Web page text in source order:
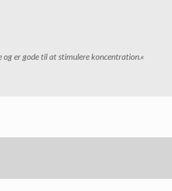
er gode til at stimulere koncentration.«